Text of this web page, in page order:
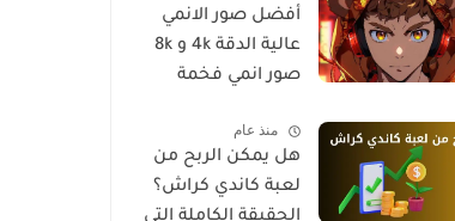
أفضل صور الانمي
عالية الدقة 4k و 8k
صور انمي فخمة
منذ عام
هل يمكن الربح من
لعبة كاندي كراش؟